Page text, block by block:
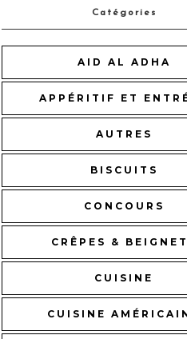
Catégories
AID AL ADHA
APPÉRITIF ET
AUTRES
BISCUITS
CONCOURS
CRÊPES &
CUISINE
CUISINE